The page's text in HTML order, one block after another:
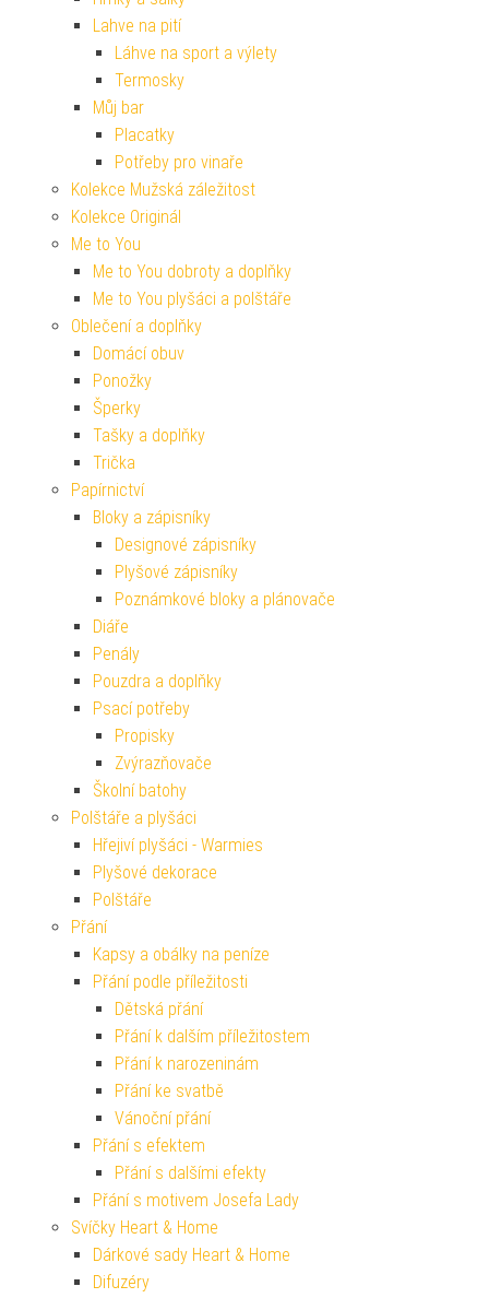
Lahve na pití
Láhve na sport a výlety
Termosky
Můj bar
Placatky
Potřeby pro vinaře
Kolekce Mužská záležitost
Kolekce Originál
Me to You
Me to You dobroty a doplňky
Me to You plyšáci a polštáře
Oblečení a doplňky
Domácí obuv
Ponožky
Šperky
Tašky a doplňky
Trička
Papírnictví
Bloky a zápisníky
Designové zápisníky
Plyšové zápisníky
Poznámkové bloky a plánovače
Diáře
Penály
Pouzdra a doplňky
Psací potřeby
Propisky
Zvýrazňovače
Školní batohy
Polštáře a plyšáci
Hřejiví plyšáci - Warmies
Plyšové dekorace
Polštáře
Přání
Kapsy a obálky na peníze
Přání podle příležitosti
Dětská přání
Přání k dalším příležitostem
Přání k narozeninám
Přání ke svatbě
Vánoční přání
Přání s efektem
Přání s dalšími efekty
Přání s motivem Josefa Lady
Svíčky Heart & Home
Dárkové sady Heart & Home
Difuzéry